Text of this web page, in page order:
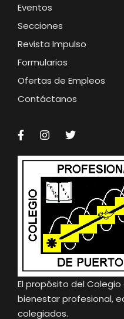
Eventos
Secciones
Revista Impulso
Formularios
Ofertas de Empleos
Contáctanos
El propósito del
bienestar profesional,
colegiados.